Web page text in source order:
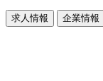
求人情報 企業情報